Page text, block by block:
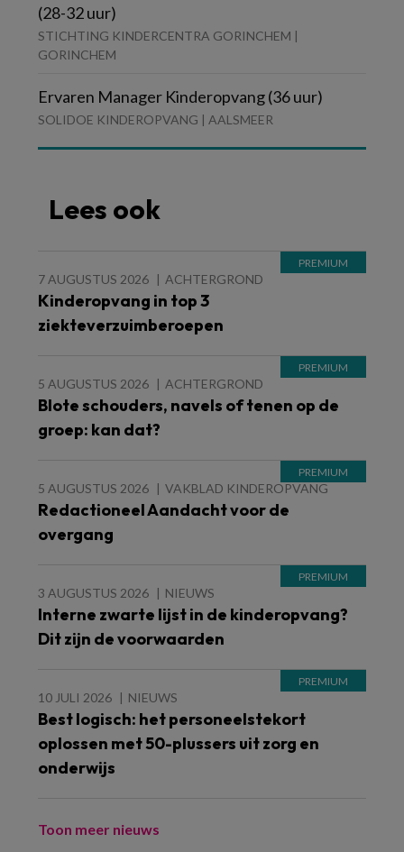
(28-32 uur)
STICHTING KINDERCENTRA GORINCHEM |
GORINCHEM
Ervaren Manager Kinderopvang (36 uur)
SOLIDOE KINDEROPVANG | AALSMEER
Lees ook
7 AUGUSTUS 2026 ACHTERGROND
Kinderopvang in top 3
ziekteverzuimberoepen
5 AUGUSTUS 2026 ACHTERGROND
Blote schouders, navels of tenen op de
groep: kan dat?
5 AUGUSTUS 2026 VAKBLAD KINDEROPVANG
Redactioneel Aandacht voor de
overgang
3 AUGUSTUS 2026 NIEUWS
Interne zwarte lijst in de kinderopvang?
Dit zijn de voorwaarden
10 JULI 2026 NIEUWS
Best logisch: het personeelstekort
oplossen met 50-plussers uit zorg en
onderwijs
Toon meer nieuws